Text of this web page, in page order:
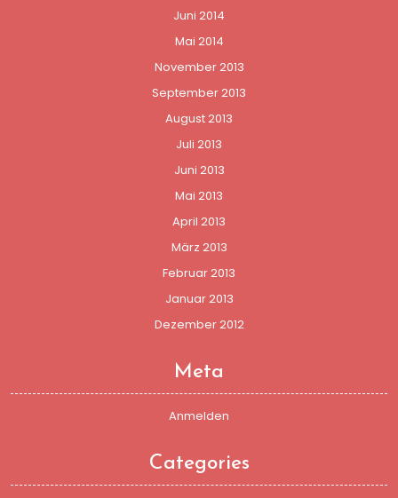
Juni 2014
Mai 2014
November 2013
September 2013
August 2013
Juli 2013
Juni 2013
Mai 2013
April 2013
März 2013
Februar 2013
Januar 2013
Dezember 2012
Meta
Anmelden
Categories